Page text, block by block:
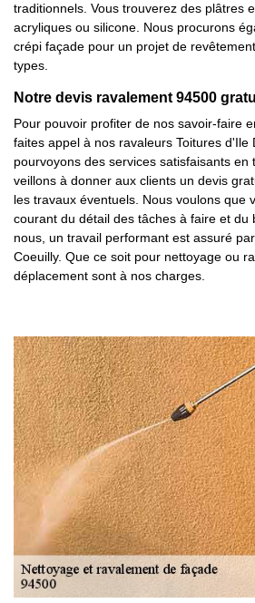
traditionnels. Vous trouverez des plâtres
acryliques ou silicone. Nous procurons
crépi façade pour un projet de
types.
Notre devis ravalement 94500
Pour pouvoir profiter de nos savoir-faire
faites appel à nos ravaleurs Toitures d'Ile
pourvoyons des services satisfaisants en
veillons à donner aux clients un devis
les travaux éventuels. Nous voulons que
courant du détail des tâches à faire et du
nous, un travail performant est assuré
Coeuilly. Que ce soit pour nettoyage ou
déplacement sont à nos charges.